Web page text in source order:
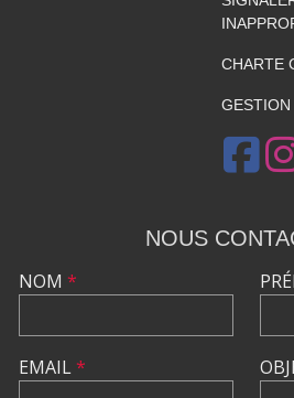
CHARTE
NOUS
NOM *
EMAIL*